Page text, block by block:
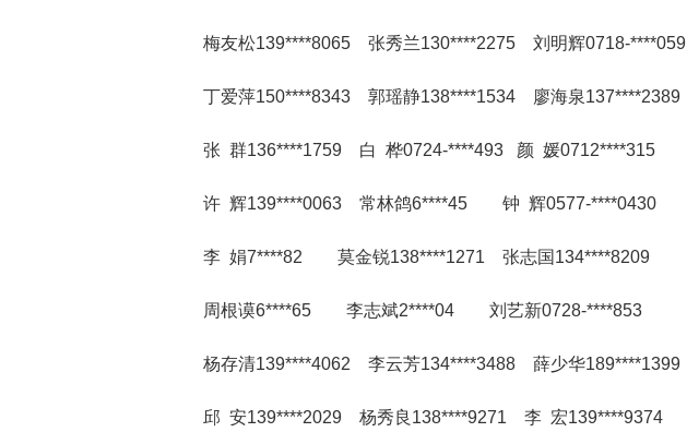
梅友松139****8065 张秀兰130****2275 刘明辉0718-****059
丁爱萍150****8343 郭瑶静138****1534 廖海泉137****2389
张 群136****1759 白 桦0724-****493 颜 媛0712****315
许 辉139****0063 常林鸽6****45 钟 辉0577-****0430
李 娟7****82 莫金锐138****1271 张志国134****8209
周根谟6****65 李志斌2****04 刘艺新0728-****853
杨存清139****4062 李云芳134****3488 薛少华189****1399
邱 安139****2029 杨秀良138****9271 李 宏139****9374